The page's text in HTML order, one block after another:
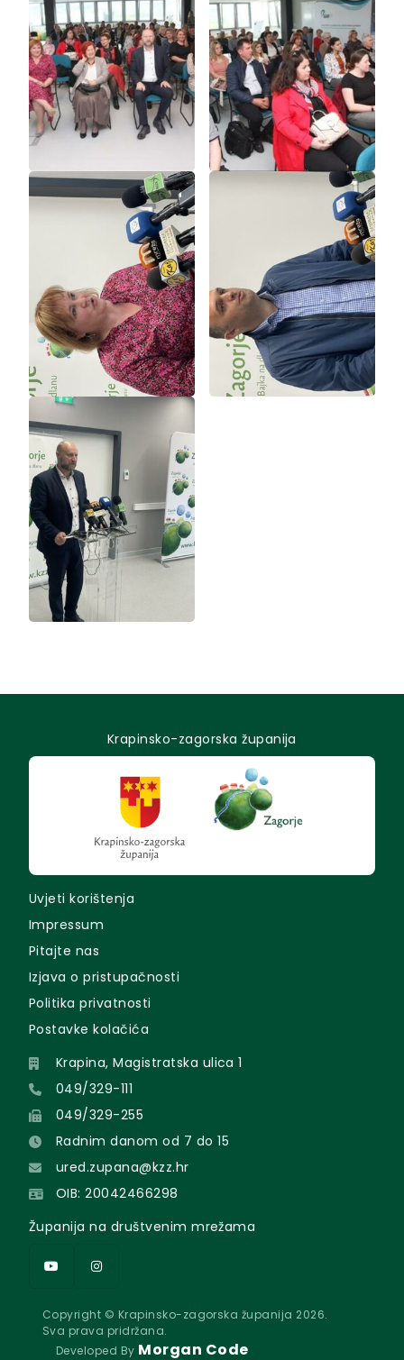
Krapinsko-zagorska županija
Uvjeti korištenja
Impressum
Pitajte nas
Izjava o pristupačnosti
Politika privatnosti
Postavke kolačića
Krapina, Magistratska ulica 1
049/329-111
049/329-255
Radnim danom od 7 do 15
ured.zupana@kzz.hr
OIB: 20042466298
Županija na društvenim mrežama
Copyright © Krapinsko-zagorska županija 2026.
Sva prava pridržana.
Developed By Morgan Code